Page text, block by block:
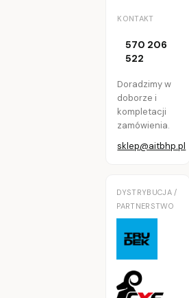
KONTAKT
570 206
522
Doradzimy w
doborze i
kompletacji
zamówienia.
sklep@aitbhp.pl
DYSTRYBUCJA /
PARTNERSTWO